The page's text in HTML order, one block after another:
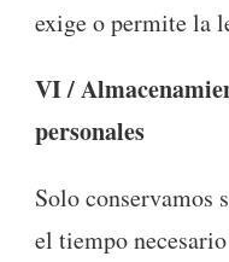
exige o permite la
VI /
personales
Solo conservamos
el tiempo